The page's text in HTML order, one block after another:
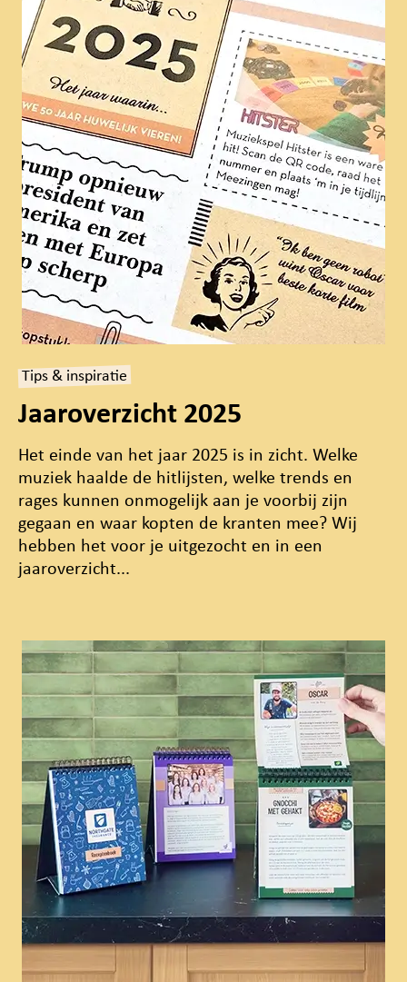
Tips & inspiratie
Jaaroverzicht 2025
Het einde van het jaar 2025 is in zicht. Welke
muziek haalde de hitlijsten, welke trends en
rages kunnen onmogelijk aan je voorbij zijn
gegaan en waar kopten de kranten mee? Wij
hebben het voor je uitgezocht en in een
jaaroverzicht...